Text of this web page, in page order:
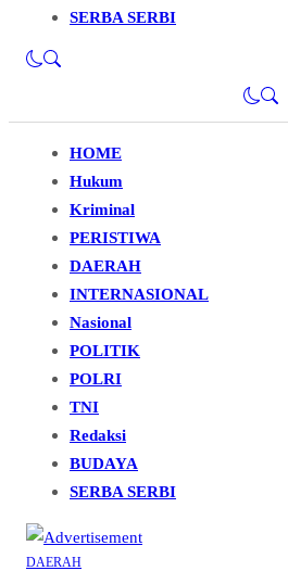
SERBA SERBI
HOME
Hukum
Kriminal
PERISTIWA
DAERAH
INTERNASIONAL
Nasional
POLITIK
POLRI
TNI
Redaksi
BUDAYA
SERBA SERBI
DAERAH